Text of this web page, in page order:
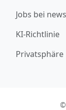
Jobs bei
KI-Richtlinie
Privatsphäre
©